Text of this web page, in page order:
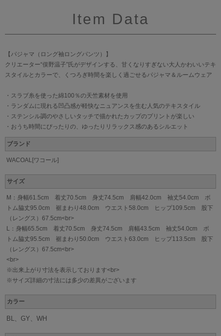
Item Data
【パジャマ（ロング袖ロングパンツ）】
クリエーター“俣野温子”氏がデザインする、甘くなりすぎない大人かわいいテキ
スタイルとカラーで、くつろぎ時間を楽しく過ごせるパジャマ＆ルームウェア
・スラブ糸を使った綿100％の天竺素材を使用
・ランダムに現れる凹凸感が軽快なニュアンスを生む人気のテキスタイル
・ステンシル調のやさしいタッチで描かれたカップのプリントが楽しい
・おうち時間にぴったりの、ゆったりリラックス感のあるシルエット
ブランド
WACOAL[ワコール]
サイズ
M：身幅61.5cm 着丈70.5cm 身丈74.5cm 肩幅42.0cm 袖丈54.0cm ボ
トム脇丈95.0cm 裾まわり48.0cm ウエスト58.0cm ヒップ109.5cm 股下
（レングス）67.5cm<br>
L：身幅65.5cm 着丈70.5cm 身丈74.5cm 肩幅43.5cm 袖丈54.0cm ボ
トム脇丈95.5cm 裾まわり50.0cm ウエスト63.0cm ヒップ113.5cm 股下
（レングス）67.5cm<br>
<br>
※出来上がり寸法を表示しております<br>
※サイズ詳細の寸法には多少の差異がございます
カラー
BL、GY、WH